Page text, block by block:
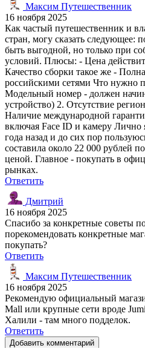
Максим Путешественник
16 ноября 2025
Как частый путешественник и
стран, могу сказать следующее:
быть выгодной, но только при
условий. Плюсы: - Цена
Качество сборки такое же -
российскими сетями Что нужно
Модельный номер - должен
устройство) 2. Отсутствие
Наличие международной
включая Face ID и камеру Лично
года назад и до сих пор
составила около 22 000 рублей
ценой. Главное - покупать в
рынках.
Ответить
Дмитрий
16 ноября 2025
Спасибо за конкретные советы
порекомендовать конкретные
покупать?
Ответить
Максим Путешественник
16 ноября 2025
Рекомендую официальный
Mall или крупные сети вроде
Халили - там много подделок.
Ответить
Добавить комментарий